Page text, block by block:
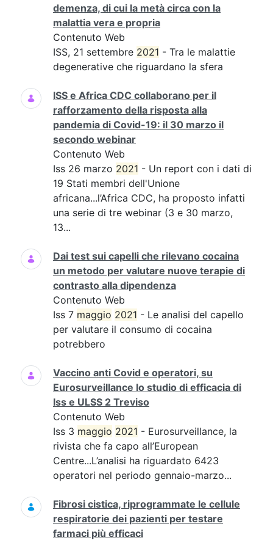
demenza, di cui la metà circa con la
malattia vera e propria
Contenuto Web
ISS, 21 settembre 2021 - Tra le malattie
degenerative che riguardano la sfera
ISS e Africa CDC collaborano per il
rafforzamento della risposta alla
pandemia di Covid-19: il 30 marzo il
secondo webinar
Contenuto Web
Iss 26 marzo 2021 - Un report con i dati di
19 Stati membri dell'Unione
africana...l’Africa CDC, ha proposto infatti
una serie di tre webinar (3 e 30 marzo,
13...
Dai test sui capelli che rilevano cocaina
un metodo per valutare nuove terapie di
contrasto alla dipendenza
Contenuto Web
Iss 7 maggio 2021 - Le analisi del capello
per valutare il consumo di cocaina
potrebbero
Vaccino anti Covid e operatori, su
Eurosurveillance lo studio di efficacia di
Iss e ULSS 2 Treviso
Contenuto Web
Iss 3 maggio 2021 - Eurosurveillance, la
rivista che fa capo all’European
Centre...L’analisi ha riguardato 6423
operatori nel periodo gennaio-marzo...
Fibrosi cistica, riprogrammate le cellule
respiratorie dei pazienti per testare
farmaci più efficaci